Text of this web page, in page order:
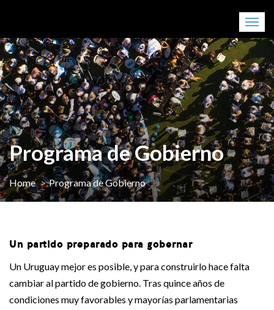
Programa de Gobierno
Home Programa de Gobierno
Un partido preparado para gobernar
Un Uruguay mejor es posible, y para construirlo hace falta
cambiar al partido de gobierno. Tras quince años de
condiciones muy favorables y mayorías parlamentarias